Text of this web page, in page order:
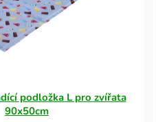
podložka L pro zvířata
90x50cm